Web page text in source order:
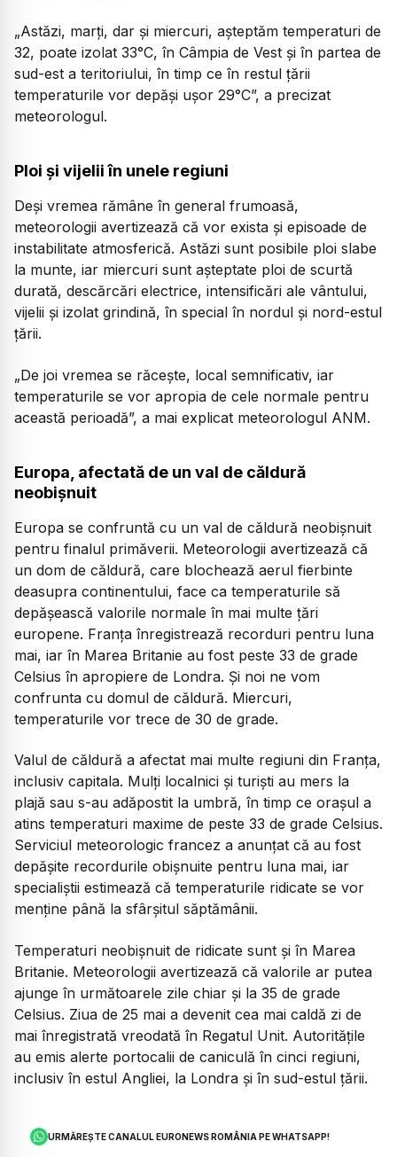
„Astăzi, marți, dar și miercuri, așteptăm temperaturi de
32, poate izolat 33°C, în Câmpia de Vest și în partea de
sud-est a teritoriului, în timp ce în restul țării
temperaturile vor depăși ușor 29°C”, a precizat
meteorologul.
Ploi și vijelii în unele regiuni
Deși vremea rămâne în general frumoasă,
meteorologii avertizează că vor exista și episoade de
instabilitate atmosferică. Astăzi sunt posibile ploi slabe
la munte, iar miercuri sunt așteptate ploi de scurtă
durată, descărcări electrice, intensificări ale vântului,
vijelii și izolat grindină, în special în nordul și nord-estul
țării.
„De joi vremea se răcește, local semnificativ, iar
temperaturile se vor apropia de cele normale pentru
această perioadă”, a mai explicat meteorologul ANM.
Europa, afectată de un val de căldură
neobișnuit
Europa se confruntă cu un val de căldură neobișnuit
pentru finalul primăverii. Meteorologii avertizează că
un dom de căldură, care blochează aerul fierbinte
deasupra continentului, face ca temperaturile să
depășească valorile normale în mai multe țări
europene. Franța înregistrează recorduri pentru luna
mai, iar în Marea Britanie au fost peste 33 de grade
Celsius în apropiere de Londra. Și noi ne vom
confrunta cu domul de căldură. Miercuri,
temperaturile vor trece de 30 de grade.
Valul de căldură a afectat mai multe regiuni din Franța,
inclusiv capitala. Mulți localnici și turiști au mers la
plajă sau s-au adăpostit la umbră, în timp ce orașul a
atins temperaturi maxime de peste 33 de grade Celsius.
Serviciul meteorologic francez a anunțat că au fost
depășite recordurile obișnuite pentru luna mai, iar
specialiștii estimează că temperaturile ridicate se vor
menține până la sfârșitul săptămânii.
Temperaturi neobișnuit de ridicate sunt și în Marea
Britanie. Meteorologii avertizează că valorile ar putea
ajunge în următoarele zile chiar și la 35 de grade
Celsius. Ziua de 25 mai a devenit cea mai caldă zi de
mai înregistrată vreodată în Regatul Unit. Autoritățile
au emis alerte portocalii de caniculă în cinci regiuni,
inclusiv în estul Angliei, la Londra și în sud-estul țării.
URMĂREȘTE CANALUL EURONEWS ROMÂNIA PE WHATSAPP!